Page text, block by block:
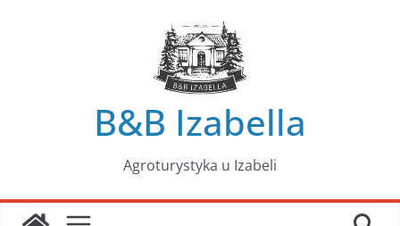
B&B Izabella
Agroturystyka u Izabeli